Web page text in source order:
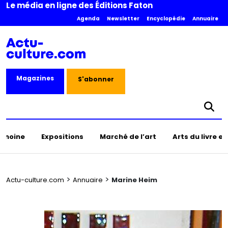
Le média en ligne des Éditions Faton
Agenda Newsletter Encyclopédie Annuaire
Magazines S'abonner
Expositions Marché de l’art Arts du livre
Actu-culture.com > Annuaire > Marine Heim